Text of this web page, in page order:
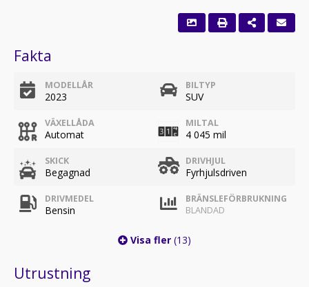
Fakta
MODELLÅR
2023
BILTYP
SUV
VÄXELLÅDA
Automat
MILTAL
4 045 mil
SKICK
Begagnad
DRIVHJUL
Fyrhjulsdriven
DRIVMEDEL
Bensin
BRÄNSLEFÖRBRUKNING
BLANDAD
Visa fler (13)
Utrustning